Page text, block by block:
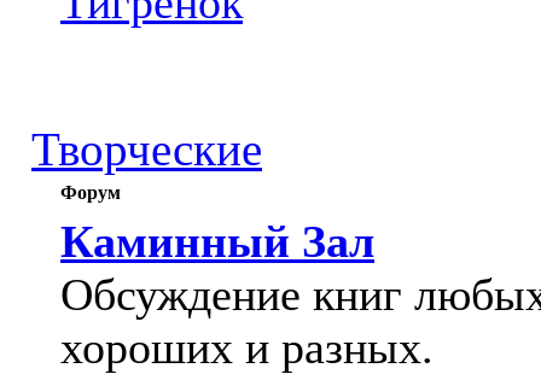
Творческие
Форум
Каминный Зал
Обсуждение книг
хороших и разных.